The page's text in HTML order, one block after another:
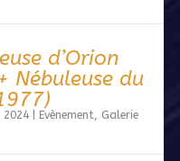
d’Orion
Nébuleuse du
2024 Evènement, Galerie